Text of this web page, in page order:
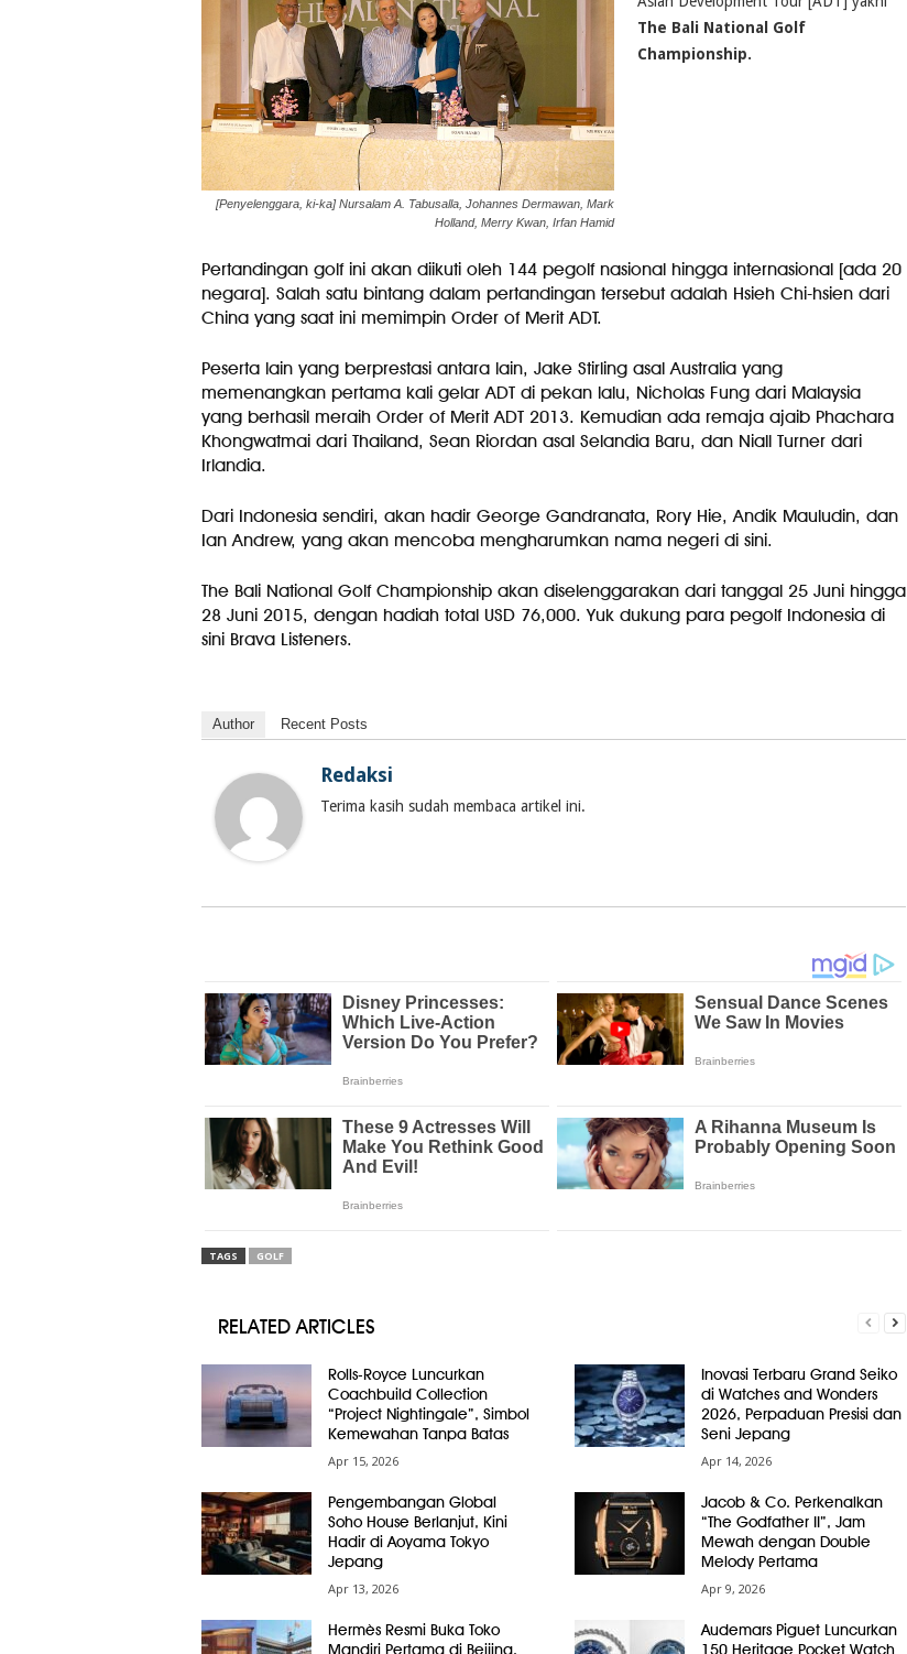
[Penyelenggara, ki-ka] Nursalam A. Tabusalla, Johannes Dermawan, Mark
Holland, Merry Kwan, Irfan Hamid
The Bali National Golf
Championship.
Pertandingan golf ini akan diikuti oleh 144 pegolf nasional hingga internasional [ada 20
negara]. Salah satu bintang dalam pertandingan tersebut adalah Hsieh Chi-hsien dari
China yang saat ini memimpin Order of Merit ADT.
Peserta lain yang berprestasi antara lain, Jake Stirling asal Australia yang
memenangkan pertama kali gelar ADT di pekan lalu, Nicholas Fung dari Malaysia
yang berhasil meraih Order of Merit ADT 2013. Kemudian ada remaja ajaib Phachara
Khongwatmai dari Thailand, Sean Riordan asal Selandia Baru, dan Niall Turner dari
Irlandia.
Dari Indonesia sendiri, akan hadir George Gandranata, Rory Hie, Andik Mauludin, dan
Ian Andrew, yang akan mencoba mengharumkan nama negeri di sini.
The Bali National Golf Championship akan diselenggarakan dari tanggal 25 Juni hingga
28 Juni 2015, dengan hadiah total USD 76,000. Yuk dukung para pegolf Indonesia di
sini Brava Listeners.
Author Recent Posts
Redaksi
Terima kasih sudah membaca artikel ini.
TAGS GOLF
RELATED ARTICLES
Rolls-Royce Luncurkan
Coachbuild Collection
“Project Nightingale”, Simbol
Kemewahan Tanpa Batas
Apr 15, 2026
Inovasi Terbaru Grand Seiko
di Watches and Wonders
2026, Perpaduan Presisi dan
Seni Jepang
Apr 14, 2026
Pengembangan Global
Soho House Berlanjut, Kini
Hadir di Aoyama Tokyo
Jepang
Apr 13, 2026
Jacob & Co. Perkenalkan
“The Godfather II”, Jam
Mewah dengan Double
Melody Pertama
Apr 9, 2026
Hermès Resmi Buka Toko
Mandiri Pertama di Beijing,
Audemars Piguet Luncurkan
150 Heritage Pocket Watch